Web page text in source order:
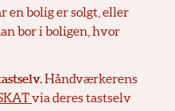
en bolig er solgt, eller
bor i boligen, hvor
Håndværkerens
via deres tastselv